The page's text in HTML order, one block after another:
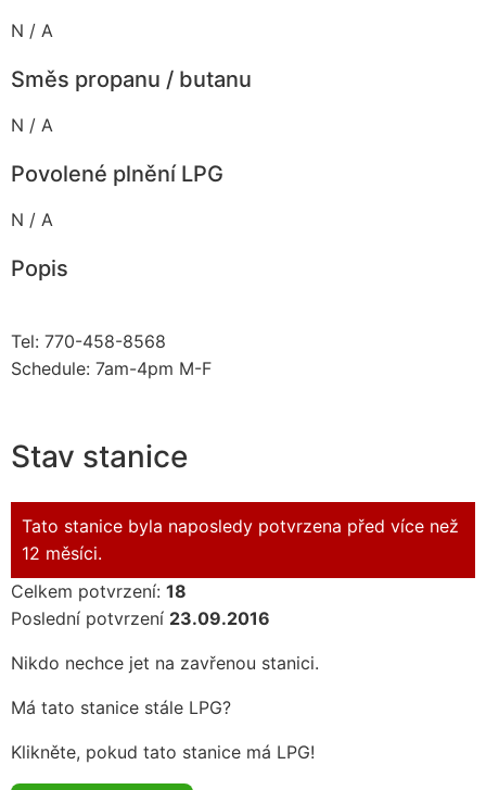
N / A
Směs propanu / butanu
N / A
Povolené plnění LPG
N / A
Popis
Tel: 770-458-8568
Schedule: 7am-4pm M-F
Stav stanice
Tato stanice byla naposledy potvrzena před více než
12 měsíci.
Celkem potvrzení: 18
Poslední potvrzení 23.09.2016
Nikdo nechce jet na zavřenou stanici.
Má tato stanice stále LPG?
Klikněte, pokud tato stanice má LPG!